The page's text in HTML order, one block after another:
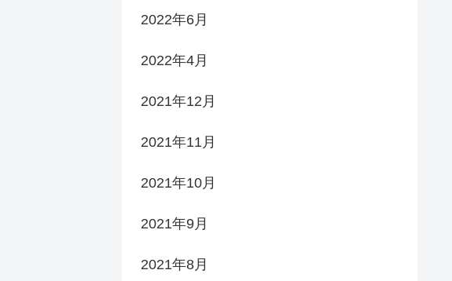
2022年6月
2022年4月
2021年12月
2021年11月
2021年10月
2021年9月
2021年8月